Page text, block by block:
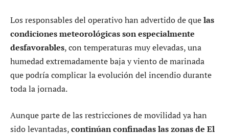
Los responsables del operativo han advertido de quelas
condiciones meteorológicas son especialmente
desfavorables, con temperaturas muy elevadas, una
humedad extremadamente baja y viento de marinada
que podría complicar la evolución del incendio durante
toda la jornada.
Aunque parte de las restricciones de movilidad ya han
sido levantadas,continúan confinadas las zonas de El